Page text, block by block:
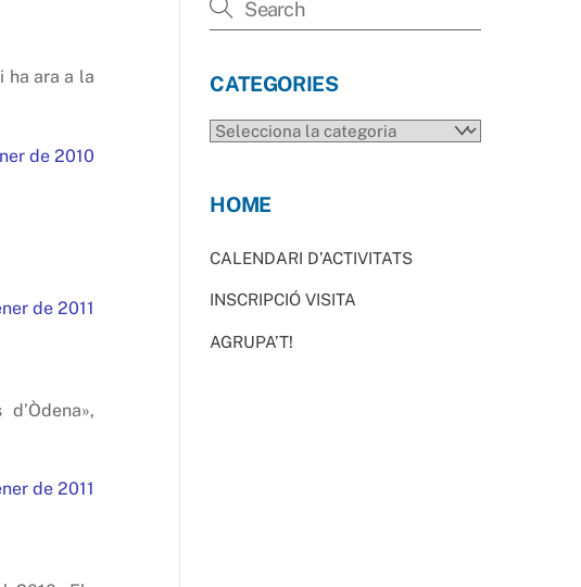
ha ara a la
de 2010
de 2011
de 2011
CATEGORIES
CATEGORIES
HOME
CALENDARI D’ACTIVITATS
INSCRIPCIÓ VISITA
AGRUPA’T!